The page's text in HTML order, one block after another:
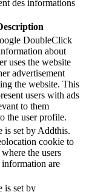
des informations
DoubleClick
about
uses the website
advertisement
the website. This
users with ads
to them
the user profile.
is set by Addthis.
cookie to
the users
are
is set by